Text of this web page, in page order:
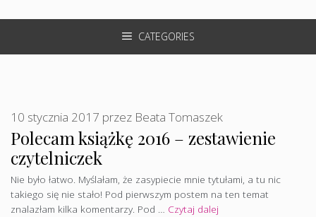
CATEGORIES
Polecam książkę 2016 – zestawienie
czytelniczek
10 stycznia 2017 przez Beata Tomaszek
Nie było łatwo. Myślałam, że zasypiecie mnie tytułami, a tu nic
takiego się nie stało! Pod pierwszym postem na ten temat
znalazłam kilka komentarzy. Pod … Czytaj dalej